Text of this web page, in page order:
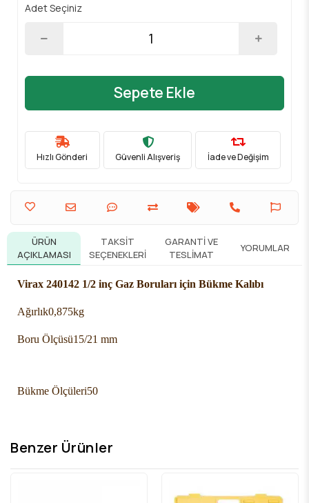
Adet Seçiniz
Sepete Ekle
Hızlı Gönderi Güvenli Alışveriş İade ve Değişim
ÜRÜN
AÇIKLAMASI
TAKSIT
SEÇENEKLERI
GARANTI VE
TESLIMAT
YORUMLAR
Virax 240142 1/2 inç Gaz Boruları için Bükme Kalıbı
Ağırlık0,875kg
Boru Ölçüsü15/21 mm
Bükme Ölçüleri50
Benzer Ürünler